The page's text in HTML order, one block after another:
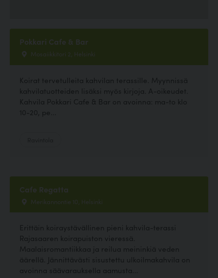
Pokkari Cafe & Bar
Mosaiikkitori 2, Helsinki
Koirat tervetulleita kahvilan terassille. Myynnissä
kahvilatuotteiden lisäksi myös kirjoja. A-oikeudet.
Kahvila Pokkari Cafe & Bar on avoinna: ma-to klo
10-20, pe...
Cafe Regatta
Merikannontie 10, Helsinki
Erittäin koiraystävällinen pieni kahvila-terassi
Rajasaaren koirapuiston vieressä.
Maalaisromantiikkaa ja reilua meininkiä veden
äärellä. Jännittävästi sisustettu ulkoilmakahvila on
avoinna säävarauksella aamusta...